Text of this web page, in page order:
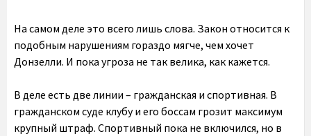
На самом деле это всего лишь слова. Закон относится к
подобным нарушениям гораздо мягче, чем хочет
Донзелли. И пока угроза не так велика, как кажется.
В деле есть две линии – гражданская и спортивная. В
гражданском суде клубу и его боссам грозит максимум
крупный штраф. Спортивный пока не включился, но в